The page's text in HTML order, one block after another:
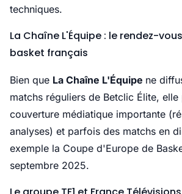
techniques.
La Chaîne L'Équipe : le rendez-
basket français
Bien que La Chaîne L'Équipe ne
matchs réguliers de Betclic Élite,
couverture médiatique importante
analyses) et parfois des matchs en
exemple la Coupe d'Europe de
septembre 2025.